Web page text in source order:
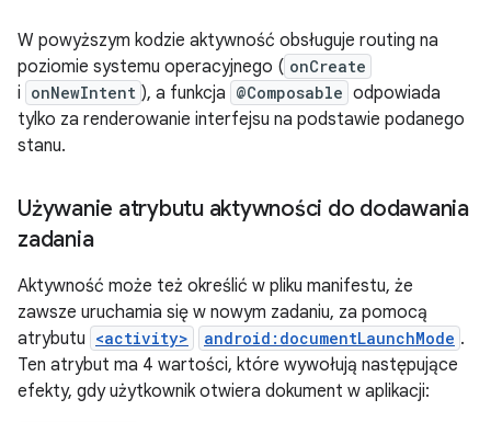
W powyższym kodzie aktywność obsługuje routing na
poziomie systemu operacyjnego ( onCreate
i onNewIntent ), a funkcja @Composable odpowiada
tylko za renderowanie interfejsu na podstawie podanego
stanu.
Używanie atrybutu aktywności do dodawania
zadania
Aktywność może też określić w pliku manifestu, że
zawsze uruchamia się w nowym zadaniu, za pomocą
atrybutu <activity> android:documentLaunchMode .
Ten atrybut ma 4 wartości, które wywołują następujące
efekty, gdy użytkownik otwiera dokument w aplikacji: